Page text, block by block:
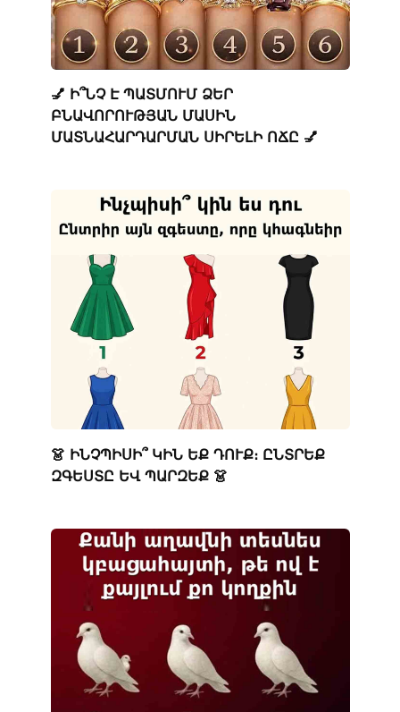
💅 Ի՞ՆՉ Է ՊԱՏՄՈՒՄ ՁԵՐ
ԲՆԱՎՈՐՈՒԹՅԱՆ ՄԱՍԻՆ
ՄԱՏՆԱՀԱՐԴԱՐՄԱՆ ՍԻՐԵԼԻ ՈՃԸ 💅
👗 ԻՆՉՊԻՍԻ՞ ԿԻՆ ԵՔ ԴՈՒՔ։ ԸՆՏՐԵՔ
ԶԳԵՍՏԸ ԵՎ ՊԱՐԶԵՔ 👗